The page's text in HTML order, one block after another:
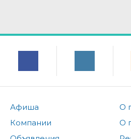
Афиша
Компании
О
О